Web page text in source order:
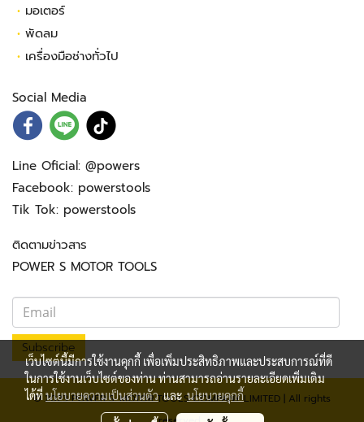
• มอเตอร์
• พัดลม
• เครื่องมือช่างทั่วไป
Social Media
Line Oficial: @powers
Facebook: powerstools
Tik Tok: powerstools
ติดตามข่าวสาร
POWER S MOTOR TOOLS
Subscribe
© 2023 POWER S. MOTOR TOOLS COMPANY LIMITED | All rights
เว็บไซต์นี้มีการใช้งานคุกกี้ เพื่อเพิ่มประสิทธิภาพและประสบการณ์ที่ดี
ในการใช้งานเว็บไซต์ของท่าน ท่านสามารถอ่านรายละเอียดเพิ่มเติม
ได้ที่นโยบายความเป็นส่วนตัวและนโยบายคุกกี้